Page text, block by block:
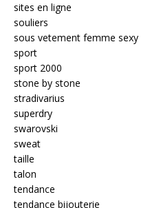
sites en ligne
souliers
sous vetement femme sexy
sport
sport 2000
stone by stone
stradivarius
superdry
swarovski
sweat
taille
talon
tendance
tendance bijouterie